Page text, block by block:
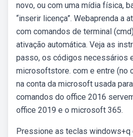
novo, ou com uma mídia física,
“inserir licença”. Webaprenda a
com comandos de terminal
ativação automática. Veja as
passo, os códigos necessários
microsoftstore. com e entre (no
na conta da microsoft usada
comandos do office 2016
office 2019 e o microsoft 365.
Pressione as teclas windows+q